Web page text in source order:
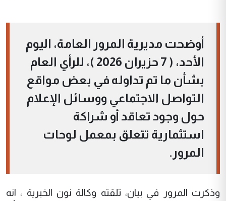
أوضحت مديرية المرور العامة، اليوم
الأحد، ( 7 حزيران 2026 )، للرأي العام
بشأن ما تم تداوله في بعض مواقع
التواصل الاجتماعي ووسائل الإعلام
حول وجود تعاقد أو شراكة
استثمارية تتعلق بمعمل لوحات
المرور.
وذكرت المرور في بيان، تلقته وكالة نون الخبرية ، انه